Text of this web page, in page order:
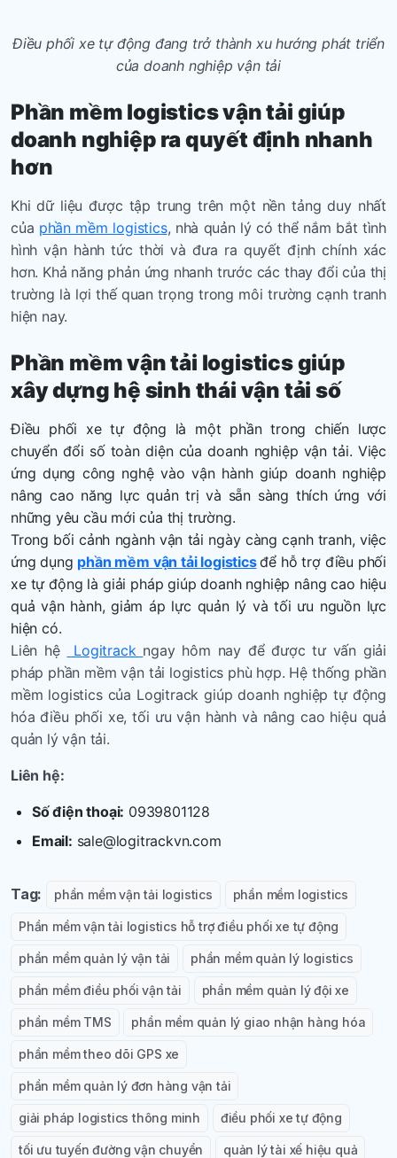
Điều phối xe tự động đang trở thành xu hướng phát triển
của doanh nghiệp vận tải
Phần mềm logisticsvận tải giúp
doanh nghiệp ra quyết định nhanh
hơn
Khi dữ liệu được tập trung trên một nền tảng duy nhất
của phần mềm logistics, nhà quản lý có thể nắm bắt tình
hình vận hành tức thời và đưa ra quyết định chính xác
hơn. Khả năng phản ứng nhanh trước các thay đổi của thị
trường là lợi thế quan trọng trong môi trường cạnh tranh
hiện nay.
Phần mềmvận tải logistics giúp
xây dựng hệ sinh thái vận tải số
Điều phối xe tự động là một phần trong chiến lược
chuyển đổi số toàn diện của doanh nghiệp vận tải. Việc
ứng dụng công nghệ vào vận hành giúp doanh nghiệp
nâng cao năng lực quản trị và sẵn sàng thích ứng với
những yêu cầu mới của thị trường.
Trong bối cảnh ngành vận tải ngày càng cạnh tranh, việc
ứng dụng phần mềm vận tải logisticsđể hỗ trợ điều phối
xe tự động là giải pháp giúp doanh nghiệp nâng cao hiệu
quả vận hành, giảm áp lực quản lý và tối ưu nguồn lực
hiện có.
Liên hệ
Logitrack ngay hôm nay để được tư vấn giải
pháp phần mềm vận tải logistics phù hợp. Hệ thống phần
mềm logistics của Logitrack giúp doanh nghiệp tự động
hóa điều phối xe, tối ưu vận hành và nâng cao hiệu quả
quản lý vận tải.
Liên hệ:
Số điện thoại: 0939801128
Email: sale@logitrackvn.com
Tag: phần mềm vận tải logistics phần mềm logistics
Phần mềm vận tải logistics hỗ trợ điều phối xe tự động
phần mềm quản lý vận tải phần mềm quản lý logistics
phần mềm điều phối vận tải phần mềm quản lý đội xe
phần mềm TMS phần mềm quản lý giao nhận hàng hóa
phần mềm theo dõi GPS xe
phần mềm quản lý đơn hàng vận tải
giải pháp logistics thông minh điều phối xe tự động
tối ưu tuyến đường vận chuyển quản lý tài xế hiệu quả